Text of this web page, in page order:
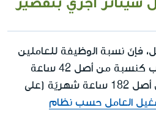
فإنّ نسبة الوظيفة للعاملين
بوظيفة جزئيّة ستُحسب كنسبة من أصل 42 ساعة
أسبوعيّة أو كنسبة من أصل 182 ساعة شهريّة (على
العامل حسب نظام